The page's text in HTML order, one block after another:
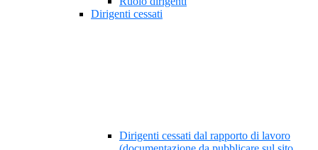
Dirigenti cessati
Dirigenti cessati dal rapporto di lavoro